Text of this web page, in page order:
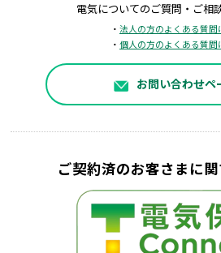
電気についてのご質問・ご相
・ 法人の方のよくある質問
・ 個人の方のよくある質問
お問い合わせペ
ご契約済のお客さまに